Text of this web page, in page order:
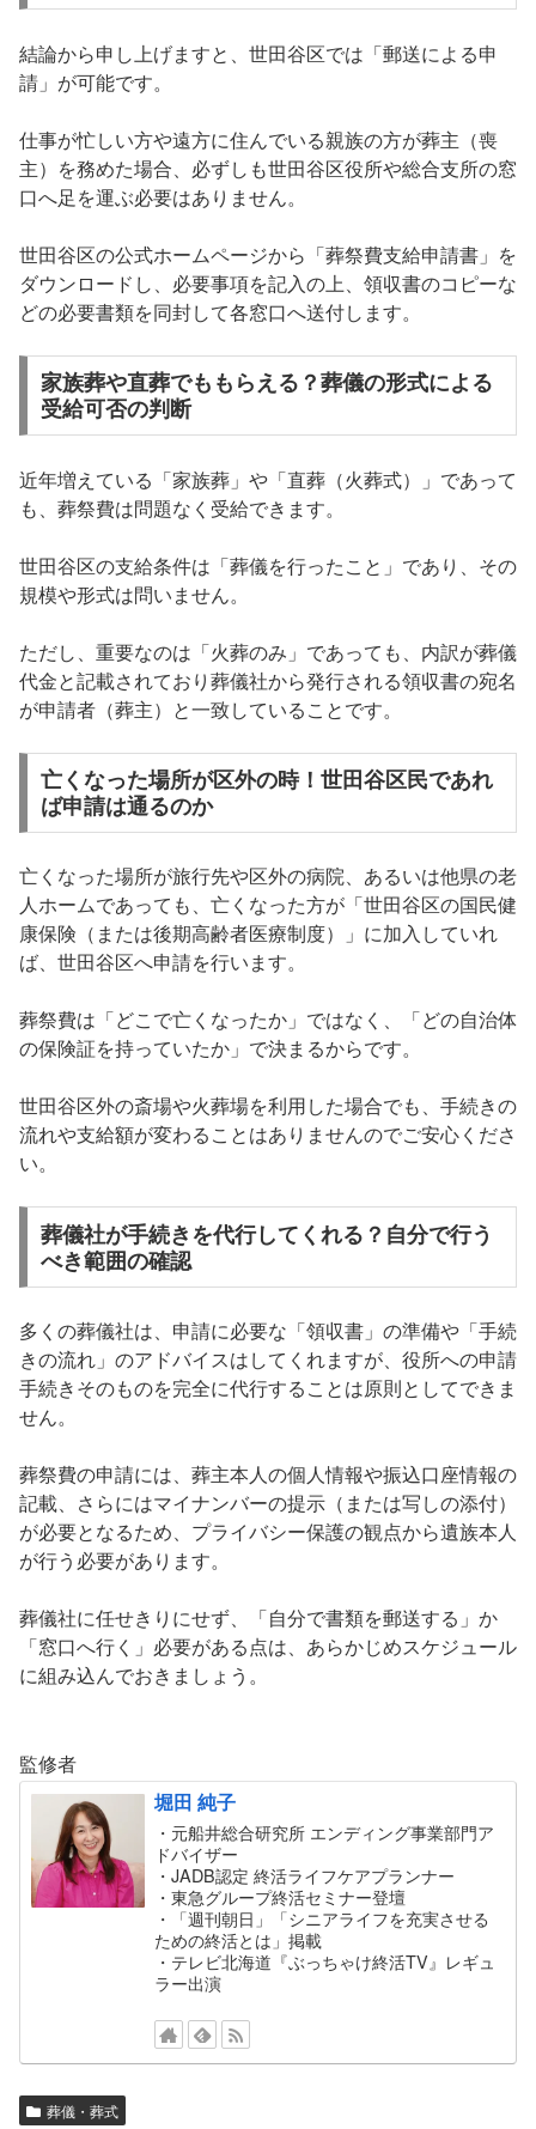
結論から申し上げますと、世田谷区では「郵送による申
請」が可能です。
仕事が忙しい方や遠方に住んでいる親族の方が葬主（喪
主）を務めた場合、必ずしも世田谷区役所や総合支所の窓
口へ足を運ぶ必要はありません。
世田谷区の公式ホームページから「葬祭費支給申請書」を
ダウンロードし、必要事項を記入の上、領収書のコピーな
どの必要書類を同封して各窓口へ送付します。
家族葬や直葬でももらえる？葬儀の形式による
受給可否の判断
近年増えている「家族葬」や「直葬（火葬式）」であって
も、葬祭費は問題なく受給できます。
世田谷区の支給条件は「葬儀を行ったこと」であり、その
規模や形式は問いません。
ただし、重要なのは「火葬のみ」であっても、内訳が葬儀
代金と記載されており葬儀社から発行される領収書の宛名
が申請者（葬主）と一致していることです。
亡くなった場所が区外の時！世田谷区民であれ
ば申請は通るのか
亡くなった場所が旅行先や区外の病院、あるいは他県の老
人ホームであっても、亡くなった方が「世田谷区の国民健
康保険（または後期高齢者医療制度）」に加入していれ
ば、世田谷区へ申請を行います。
葬祭費は「どこで亡くなったか」ではなく、「どの自治体
の保険証を持っていたか」で決まるからです。
世田谷区外の斎場や火葬場を利用した場合でも、手続きの
流れや支給額が変わることはありませんのでご安心くださ
い。
葬儀社が手続きを代行してくれる？自分で行う
べき範囲の確認
多くの葬儀社は、申請に必要な「領収書」の準備や「手続
きの流れ」のアドバイスはしてくれますが、役所への申請
手続きそのものを完全に代行することは原則としてできま
せん。
葬祭費の申請には、葬主本人の個人情報や振込口座情報の
記載、さらにはマイナンバーの提示（または写しの添付）
が必要となるため、プライバシー保護の観点から遺族本人
が行う必要があります。
葬儀社に任せきりにせず、「自分で書類を郵送する」か
「窓口へ行く」必要がある点は、あらかじめスケジュール
に組み込んでおきましょう。
監修者
堀田 純子
・元船井総合研究所 エンディング事業部門ア
ドバイザー
・JADB認定 終活ライフケアプランナー
・東急グループ終活セミナー登壇
・「週刊朝日」「シニアライフを充実させる
ための終活とは」掲載
・テレビ北海道『ぶっちゃけ終活TV』レギュ
ラー出演
葬儀・葬式